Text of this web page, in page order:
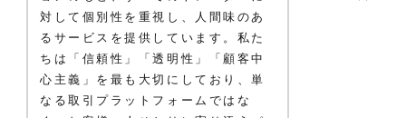
対して個別性を重視し、人間味のあ
るサービスを提供しています。私た
ちは「信頼性」「透明性」「顧客中
心主義」を最も大切にしており、単
なる取引プラットフォームではな